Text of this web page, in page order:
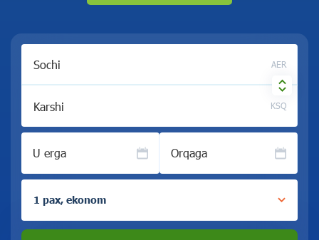
AER
KSQ
U erga Orqaga
1 pax, ekonom